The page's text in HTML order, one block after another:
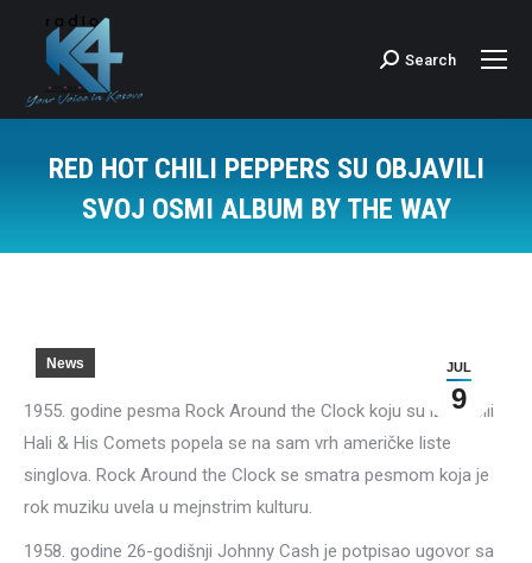
Search:
Search
RED HOT CHILI PEPPERS SU OBJAVILI
SVOJ OSMI ALBUM BY THE WAY
JUL
9
News
1955. godine pesma Rock Around the Clock koju su izveli Bili
Hali & His Comets popela se na sam vrh američke liste
singlova. Rock Around the Clock se smatra pesmom koja je
rok muziku uvela u mejnstrim kulturu.
1958. godine 26-godišnji Johnny Cash je potpisao ugovor sa